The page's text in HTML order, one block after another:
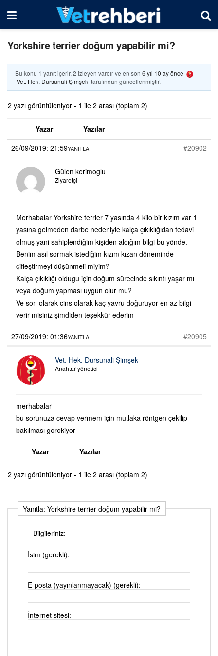
Yorkshire terrier doğum yapabilir mi?
Bu konu 1 yanıt içerir, 2 izleyen vardır ve en son 6 yıl 10 ay önce
Vet. Hek. Dursunali Şimşek tarafından güncellenmiştir.
2 yazı görüntüleniyor - 1 ile 2 arası (toplam 2)
Yazar
Yazılar
26/09/2019: 21:59
#20902
YANITLA
Gülen kerimoglu
Ziyaretçi
Merhabalar Yorkshire terrier 7 yasında 4 kilo bir kızım var 1
yasına gelmeden darbe nedeniyle kalça çıkıklığıdan tedavi
olmuş yani sahiplendiğim kişiden aldığım bilgi bu yönde.
Benim asıl sormak istediğim kızım kızan döneminde
çifleştirmeyi düşünmeli miyim?
Kalça çıkıklığı oldugu için doğum sürecinde sıkıntı yaşar mı
veya doğum yapması uygun olur mu?
Ve son olarak cins olarak kaç yavru doğuruyor en az bilgi
verir misiniz şimdiden teşekkür ederim
27/09/2019: 01:36 #20905
YANITLA
Vet. Hek. Dursunali Şimşek
Anahtar yönetici
merhabalar
bu sorunuza cevap vermem için mutlaka röntgen çekilip
bakılması gerekiyor
Yazar Yazılar
2 yazı görüntüleniyor - 1 ile 2 arası (toplam 2)
Yanıtla: Yorkshire terrier doğum yapabilir mi?
Bilgileriniz:
İsim (gerekli):
E-posta (yayınlanmayacak) (gerekli):
İnternet sitesi: